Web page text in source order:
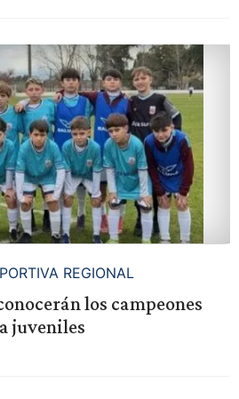
REGIONAL
los campeones
juveniles